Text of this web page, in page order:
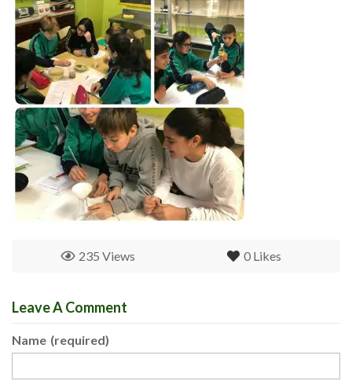
0 Likes
235 Views
Leave A Comment
Name (required)